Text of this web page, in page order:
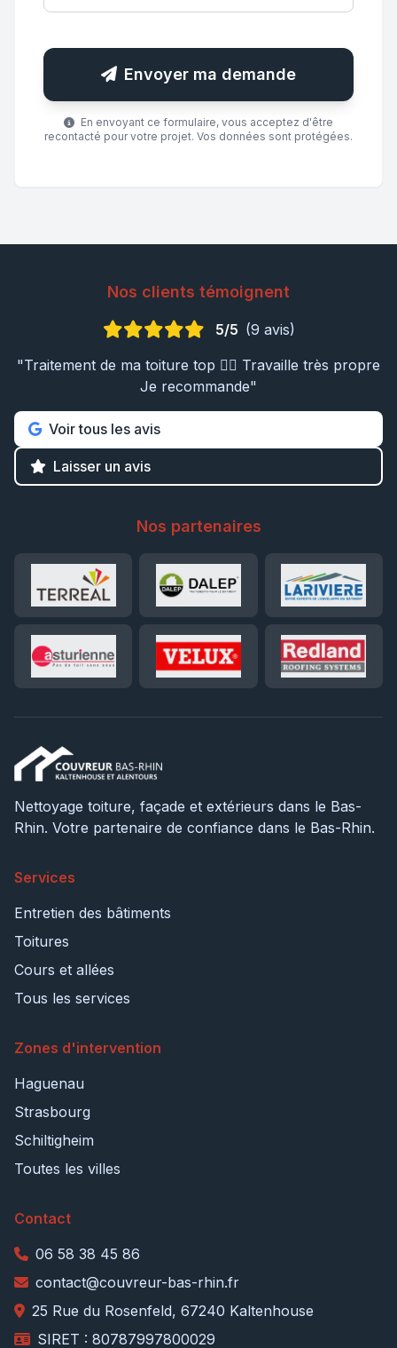
Envoyer ma demande
En envoyant ce formulaire, vous acceptez d'être
recontacté pour votre projet. Vos données sont protégées.
Nos clients témoignent
5/5 (9 avis)
"Traitement de ma toiture top 👍🏼 Travaille très propre
Je recommande"
Voir tous les avis
Laisser un avis
Nos partenaires
Nettoyage toiture, façade et extérieurs dans le Bas-
Rhin. Votre partenaire de confiance dans le Bas-Rhin.
Services
Entretien des bâtiments
Toitures
Cours et allées
Tous les services
Zones d'intervention
Haguenau
Strasbourg
Schiltigheim
Toutes les villes
Contact
06 58 38 45 86
contact@couvreur-bas-rhin.fr
25 Rue du Rosenfeld, 67240 Kaltenhouse
SIRET : 80787997800029